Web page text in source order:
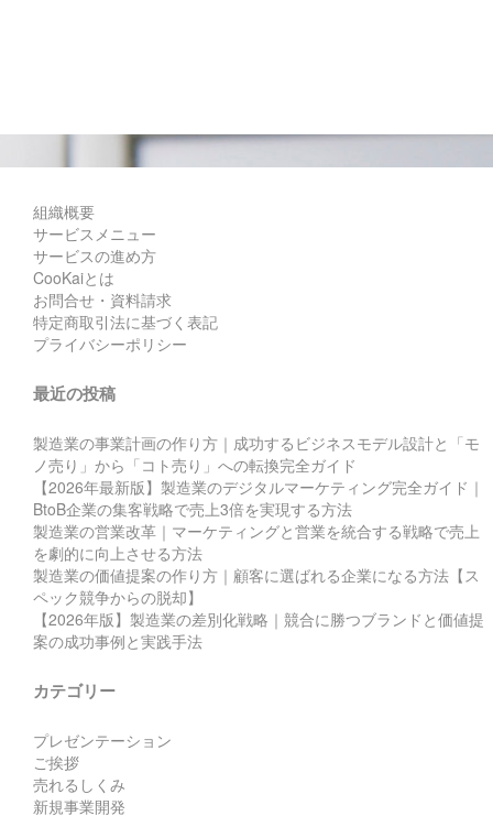
組織概要
サービスメニュー
サービスの進め方
CooKaiとは
お問合せ・資料請求
特定商取引法に基づく表記
プライバシーポリシー
最近の投稿
製造業の事業計画の作り方｜成功するビジネスモデル設計と「モ
ノ売り」から「コト売り」への転換完全ガイド
【2026年最新版】製造業のデジタルマーケティング完全ガイド｜
BtoB企業の集客戦略で売上3倍を実現する方法
製造業の営業改革｜マーケティングと営業を統合する戦略で売上
を劇的に向上させる方法
製造業の価値提案の作り方｜顧客に選ばれる企業になる方法【ス
ペック競争からの脱却】
【2026年版】製造業の差別化戦略｜競合に勝つブランドと価値提
案の成功事例と実践手法
カテゴリー
プレゼンテーション
ご挨拶
売れるしくみ
新規事業開発